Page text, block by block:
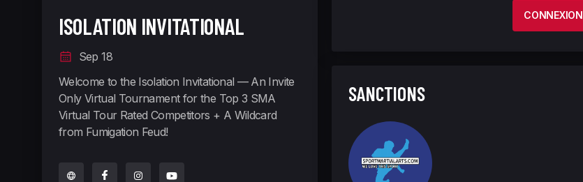
ISOLATION INVITATIONAL
Sep 18
Welcome to the Isolation Invitational — An Invite
Only Virtual Tournament for the Top 3 SMA
Virtual Tour Rated Competitors + A Wildcard
from Fumigation Feud!
CONNEXION
SANCTIONS